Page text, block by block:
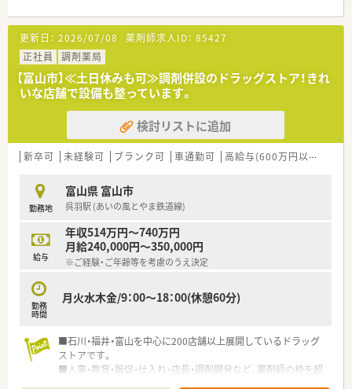
更新日： 2026/07/08 薬剤師求人ID： 85427
正社員
調剤薬局
【富山市】≪土日休みも可≫調剤併設のドラッグストア！きれ
いな店舗で設備も整っています。
検討リストに追加
新卒可 未経験可 ブランク可 車通勤可 高給与(600万円以上)
勤務地
富山県 富山市
呉羽駅 (あいの風とやま鉄道線)
給与
年収514万円～740万円
月給240,000円～350,000円
※ご経験・ご年齢等を考慮のうえ決定
勤務
時間
月火水木金/9：00～18：00(休憩60分)
■石川・福井・富山を中心に200店舗以上展開しているドラッグ
ストアです。
■人事・教育・販促・仕入れ・店長・調剤開発など、薬剤師の枠を超